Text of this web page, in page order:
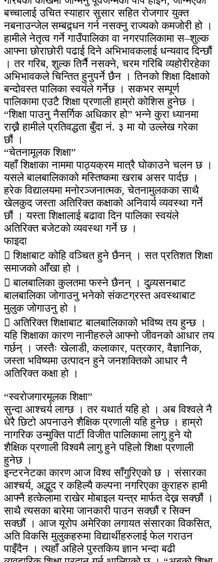
बच्चालाई उचित स्याहार सुसार सहित रोजगार युक्त
नबनाउन्जेल सम्बद्र्धन गर्न नसक्नु राज्यको कमजोरी हो ।
हामीले नेतृत्व गर्ने गाउँपालिका वा नगरपालिकामा स–शुल्क
आफ्ना छोराछोरी पढाई दिने अभिभावकलाई धन्यवाद दिन्छौं
। तर गरिब, शुल्क तिर्नैै नसक्ने, चरम गरिबि व्यहोरीरहेका
अभिभावकले चिन्तित हुनुपर्ने छैन । तिनको शिक्षा दिक्षाको
बन्दोवस्त पालिका स्वयंले गर्नेछ । सकभर सम्पूर्ण
पालिकामा एउटै शिक्षा प्रणाली हाम्रो कोशिस हुनेछ ।
“शिक्षा पाउनु नैसर्गिक अधिकार हो” भन्ने कुरा ध्यानमा
राख्नै हामीले प्रतिवद्धता बुँदा नं. ३ मा यो उल्लेख गरेका
छौं ।
“चेतनामूलक शिक्षा”
यहाँ शिक्षाका नाममा पाठ्यक्रम मात्रै घोकाउने चलन छ ।
यसले बालबालिकाको मस्तिष्कमा खराब असर पार्दछ ।
हरेक विद्यालयमा मनोरञ्जनात्मक, चेतनामुलकका साथै
खेलकुद जस्ता अतिरिक्त कक्षाको अनिवार्य व्यवस्था गर्ने
छौं । यस्ता शिक्षालाई बढावा दिन पालिका स्वयंले
अतिरिक्त बजेटको व्यवस्था गर्ने छ ।
फाइदा
 शिक्षाबाट कोहि वञ्चित हुने छैनन् । सत प्रतिशत शिक्षा
समाजको आँखा हो ।
 बालबालिका कुलतमा फस्ने छैनन् । दुव्र्यसनबाट
बालबालिका जोगाउनु भनेको संकटग्रस्त अवस्थाबाट
मुलुक जोगाउनु हो ।
 अतिरिक्त शिक्षाबाट बालबालिकाको भविष्य तय हुन्छ ।
यहि शिक्षाका कारण नानीहरुले आफ्नो जीवनको आधार तय
गर्छन् । जस्तैः खेलाडी, कलाकार, पत्रकार, वैज्ञानिक,
जस्ता भविष्यमा उत्पादन हुने जनशक्तिको आधार नै
अतिरिक्त कक्षा हो ।
“स्वरोजगारमूलक शिक्षा”
सुन्दा आश्चर्य लाग्छ । तर यथार्त यहि हो । अब विश्वले नै
धेरै छिटो अपनाउने शैक्षिक प्रणाली यहि हुनेछ । हाम्रो
नागरिक उन्मुक्ति पार्टी विजीत पालिकामा लागु हुने यो
शैक्षिक प्रणाली विश्वमै लागु हुने पहिलो शिक्षा प्रणाली
हुनेछ ।
इन्टरनेटका कारण आज विश्व साँगुरिएको छ । संसारका
आश्चर्य, अद्भुद र कहिल्यै कल्पना नगरिएका कुराहरु हामी
आफ्नै हत्केलामा राखेर मोबाइल यन्त्र मार्फत देख्न सक्छौं ।
साथै त्यसका बारेमा जानकारी पाउन सक्छौं र सिक्न
सक्छौं । आज यूरोप अमेरिका लगायत संसारका विकसित,
अति विकसि मुलुकहरुमा विद्यार्थीहरुलाई फेल गराउन
पाइँदैन । त्यहाँ अहिले पुस्तकिय ज्ञान भन्दा बढी